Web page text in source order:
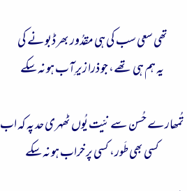
تھی سعی سب کی ہی مقدُور بھر ڈبونے کی
یہ ہم ہی تھے، جو ذرا زیرِ آب ہو نہ سکے
تُمھارے حُسن سے نیّت یُوں ٹھہری حد پہ کہ اب
کسی بھی طَور، کسی پر خراب ہو نہ سکے